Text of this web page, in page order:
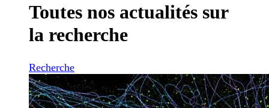
Toutes nos actualités sur
la recherche
Recherche